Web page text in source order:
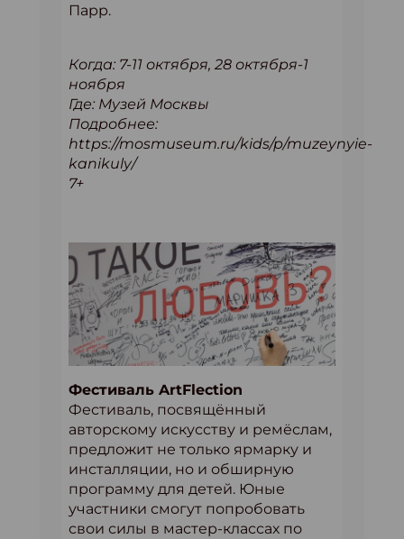
Парр.
Когда: 7-11 октября, 28 октября-1
ноября
Где: Музей Москвы
Подробнее:
https://mosmuseum.ru/kids/p/muzeynyie-
kanikuly/
7+
Фестиваль ArtFlection
Фестиваль, посвящённый
авторскому искусству и ремёслам,
предложит не только ярмарку и
инсталляции, но и обширную
программу для детей. Юные
участники смогут попробовать
свои силы в мастер-классах по